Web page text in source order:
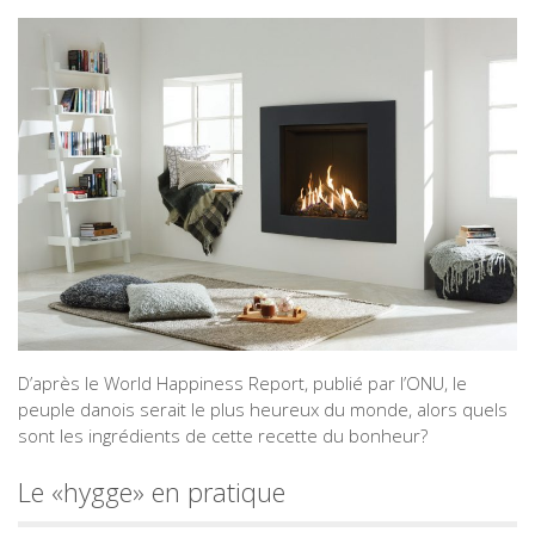
D’après le World Happiness Report, publié par l’ONU, le
peuple danois serait le plus heureux du monde, alors quels
sont les ingrédients de cette recette du bonheur?
Le «hygge» en pratique